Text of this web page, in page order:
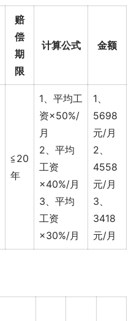
赔
偿
期
限
计算公式 金额
≦20
年
1、平均工
资×50%/
月
2、平均
工资
×40%/月
3、平均
工资
×30%/月
1、
5698
元/月
2、
4558
元/月
3、
3418
元/月